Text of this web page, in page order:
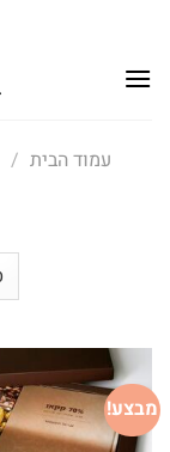
content
עמוד הבית /
מבצע!